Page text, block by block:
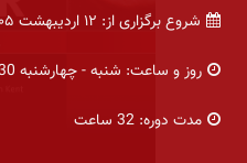
شروع برگزاری از: ۱۲ اردیبهشت ۱۴۰۵
روز و ساعت: شنبه - چهارشنبه 18:30-17
مدت دوره: 32 ساعت